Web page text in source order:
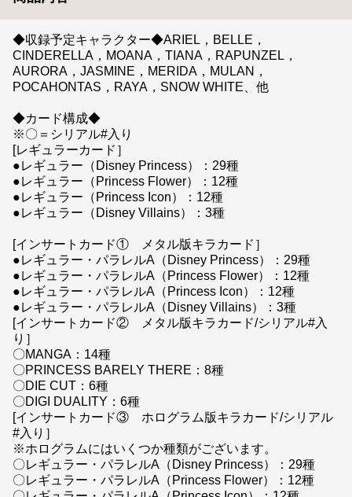
◆収録予定キャラクター◆ARIEL，BELLE，
CINDERELLA，MOANA，TIANA，RAPUNZEL，
AURORA，JASMINE，MERIDA，MULAN，
POCAHONTAS，RAYA，SNOW WHITE、他
◆カード構成◆
※〇＝シリアル#入り
[レギュラーカード］
●レギュラー（Disney Princess）：29種
●レギュラー（Princess Flower）：12種
●レギュラー（Princess Icon）：12種
●レギュラー（Disney Villains）：3種
[インサートカード① メタル版キラカード］
●レギュラー・パラレルA（Disney Princess）：29種
●レギュラー・パラレルA（Princess Flower）：12種
●レギュラー・パラレルA（Princess Icon）：12種
●レギュラー・パラレルA（Disney Villains）：3種
[インサートカード② メタル版キラカード/シリアル#入
り］
〇MANGA：14種
〇PRINCESS BARELY THERE：8種
〇DIE CUT：6種
〇DIGI DUALITY：6種
[インサートカード③ ホログラム版キラカード/シリアル
#入り］
※ホログラムにはいくつか種類がございます。
〇レギュラー・パラレルA（Disney Princess）：29種
〇レギュラー・パラレルA（Princess Flower）：12種